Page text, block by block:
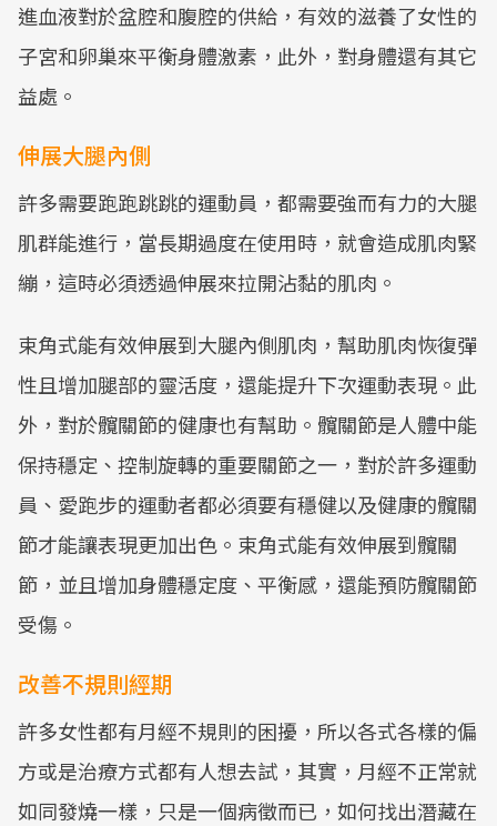
進血液對於盆腔和腹腔的供給，有效的滋養了女性的
子宮和卵巢來平衡身體激素，此外，對身體還有其它
益處。
伸展大腿內側
許多需要跑跑跳跳的運動員，都需要強而有力的大腿
肌群能進行，當長期過度在使用時，就會造成肌肉緊
繃，這時必須透過伸展來拉開沾黏的肌肉。
束角式能有效伸展到大腿內側肌肉，幫助肌肉恢復彈
性且增加腿部的靈活度，還能提升下次運動表現。此
外，對於髖關節的健康也有幫助。髖關節是人體中能
保持穩定、控制旋轉的重要關節之一，對於許多運動
員、愛跑步的運動者都必須要有穩健以及健康的髖關
節才能讓表現更加出色。束角式能有效伸展到髖關
節，並且增加身體穩定度、平衡感，還能預防髖關節
受傷。
改善不規則經期
許多女性都有月經不規則的困擾，所以各式各樣的偏
方或是治療方式都有人想去試，其實，月經不正常就
如同發燒一樣，只是一個病徵而已，如何找出潛藏在